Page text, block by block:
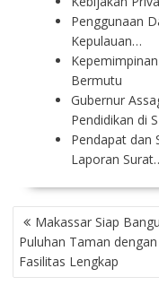
Penggunaan
Kepulauan…
Bermutu
Gubernur
Pendidikan di
Pendapat dan
Laporan
P
O
S
T
Makassar Siap
Puluhan Taman dengan
Fasilitas Lengkap